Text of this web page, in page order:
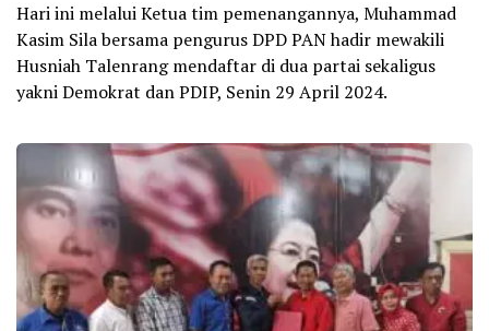
Hari ini melalui Ketua tim pemenangannya, Muhammad
Kasim Sila bersama pengurus DPD PAN hadir mewakili
Husniah Talenrang mendaftar di dua partai sekaligus
yakni Demokrat dan PDIP, Senin 29 April 2024.